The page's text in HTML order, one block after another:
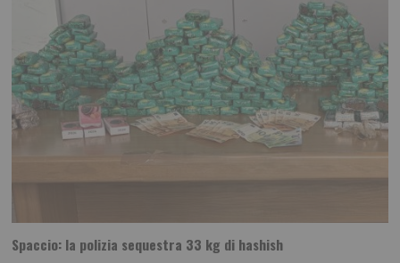
Spaccio: la polizia sequestra 33 kg di hashish